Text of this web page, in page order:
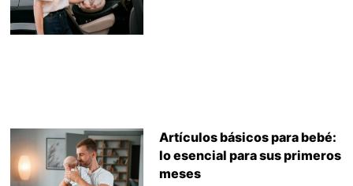
Artículos básicos para bebé:
lo esencial para sus primeros
meses